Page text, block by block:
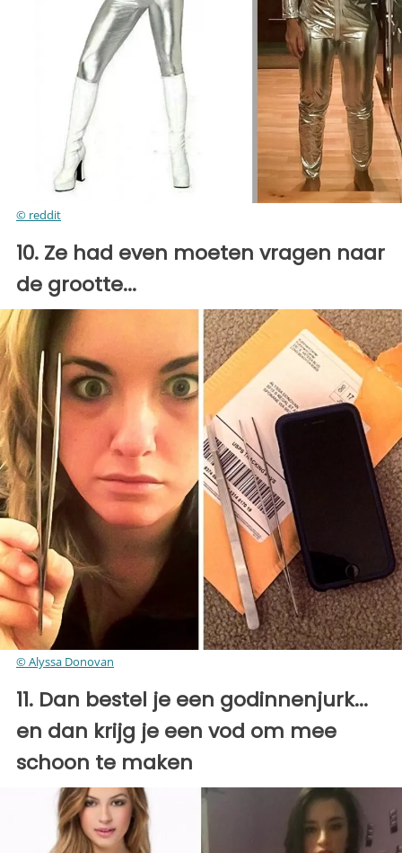
© reddit
10. Ze had even moeten vragen naar
de grootte...
© Alyssa Donovan
11. Dan bestel je een godinnenjurk...
en dan krijg je een vod om mee
schoon te maken